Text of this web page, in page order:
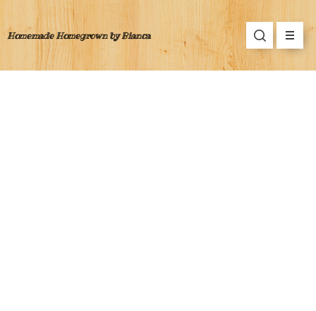
Homemade Homegrown by Bianca